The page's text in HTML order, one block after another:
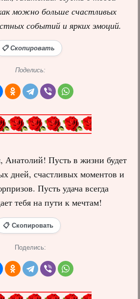
можно больше счастливых
событий и ярких эмоций.
📋 Скопировать
Поделись:
Анатолий! Пусть в жизни будет
дней, счастливых моментов и
Пусть удача всегда
тебя на пути к мечтам!
📋 Скопировать
Поделись: